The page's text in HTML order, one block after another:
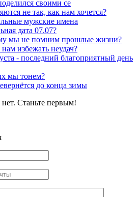
своими се
не так, как нам хочется?
мужские имена
дата 07.07?
мы не помним прошлые жизни?
избежать неудач?
- последний благоприятный день
мы тонем?
до конца зимы
Станьте первым!